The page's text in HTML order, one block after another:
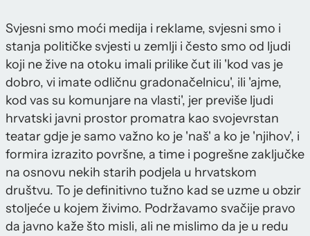
Svjesni smo moći medija i reklame, svjesni smo i
stanja političke svjesti u zemlji i često smo od ljudi
koji ne žive na otoku imali prilike čut ili 'kod vas je
dobro, vi imate odličnu gradonačelnicu', ili 'ajme,
kod vas su komunjare na vlasti', jer previše ljudi
hrvatski javni prostor promatra kao svojevrstan
teatar gdje je samo važno ko je 'naš' a ko je 'njihov', i
formira izrazito površne, a time i pogrešne zaključke
na osnovu nekih starih podjela u hrvatskom
društvu. To je definitivno tužno kad se uzme u obzir
stoljeće u kojem živimo. Podržavamo svačije pravo
da javno kaže što misli, ali ne mislimo da je u redu